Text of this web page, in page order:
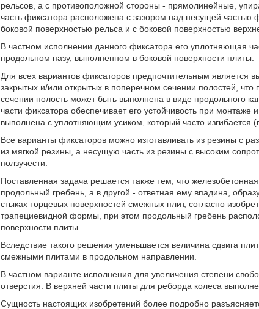
рельсов, а с противоположной стороны - прямолинейные,
часть фиксатора расположена с зазором над несущей частью
боковой поверхностью рельса и с боковой поверхностью
В частном исполнении данного фиксатора его уплотняющая
продольном пазу, выполненном в боковой поверхности плиты.
Для всех вариантов фиксаторов предпочтительным
закрытых и/или открытых в поперечном сечении полостей,
сечении полость может быть выполнена в виде продольного
части фиксатора обеспечивает его устойчивость при
выполнена с уплотняющим усиком, который часто изгибается
Все варианты фиксаторов можно изготавливать из резины с
из мягкой резины, а несущую часть из резины с высоким
ползучести.
Поставленная задача решается также тем, что
продольный гребень, а в другой - ответная ему впадина,
стыках торцевых поверхностей смежных плит, согласно
трапециевидной формы, при этом продольный гребень
поверхности плиты.
Вследствие такого решения уменьшается величина сдвига
смежными плитами в продольном направлении.
В частном варианте исполнения для увеличения степени
отверстия. В верхней части плиты для реборда колеса
Сущность настоящих изобретений более подробно